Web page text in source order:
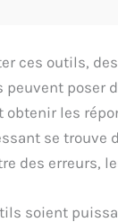
ces outils,
peuvent poser
obtenir les
se trouve
des erreurs,
soient